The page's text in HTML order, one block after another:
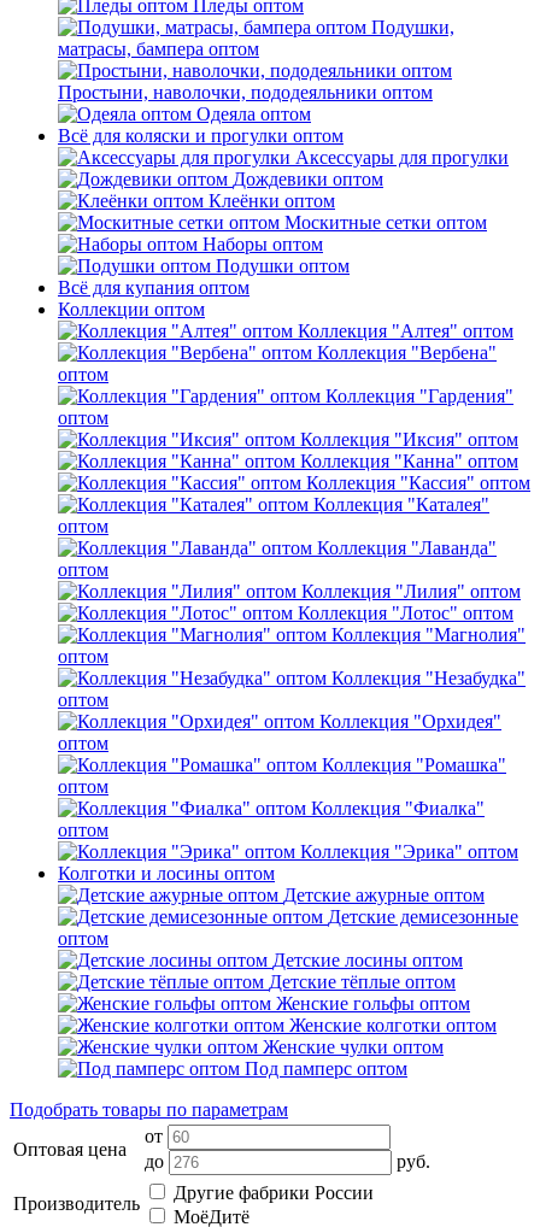
Пледы оптом
Подушки,
матрасы, бампера оптом
Простыни, наволочки, пододеяльники оптом
Одеяла оптом
Всё для коляски и прогулки оптом
Аксессуары для прогулки
Дождевики оптом
Клеёнки оптом
Москитные сетки оптом
Наборы оптом
Подушки оптом
Всё для купания оптом
Коллекции оптом
Коллекция "Алтея" оптом
Коллекция "Вербена"
оптом
Коллекция "Гардения"
оптом
Коллекция "Иксия" оптом
Коллекция "Канна" оптом
Коллекция "Кассия" оптом
Коллекция "Каталея"
оптом
Коллекция "Лаванда"
оптом
Коллекция "Лилия" оптом
Коллекция "Лотос" оптом
Коллекция "Магнолия"
оптом
Коллекция "Незабудка"
оптом
Коллекция "Орхидея"
оптом
Коллекция "Ромашка"
оптом
Коллекция "Фиалка"
оптом
Коллекция "Эрика" оптом
Колготки и лосины оптом
Детские ажурные оптом
Детские демисезонные
оптом
Детские лосины оптом
Детские тёплые оптом
Женские гольфы оптом
Женские колготки оптом
Женские чулки оптом
Под памперс оптом
Подобрать товары по параметрам
Оптовая цена
от
до
руб.
Производитель
Другие фабрики России
МоёДитё